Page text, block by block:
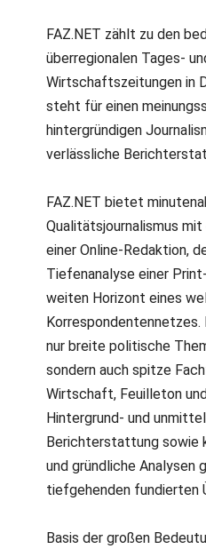
FAZ.NET zählt zu den
überregionalen Tages-
Wirtschaftszeitungen in
steht für einen
hintergründigen
verlässliche
FAZ.NET bietet
Qualitätsjournalismus
einer Online-Redaktion,
Tiefenanalyse einer
weiten Horizont eines
Korrespondentennetzes.
nur breite politische
sondern auch spitze
Wirtschaft, Feuilleton
Hintergrund- und
Berichterstattung sowie
und gründliche Analysen
tiefgehenden fundierten
Basis der großen